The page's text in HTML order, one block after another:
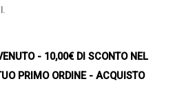
- 10,00€ DI SCONTO NEL
PRIMO ORDINE - ACQUISTO